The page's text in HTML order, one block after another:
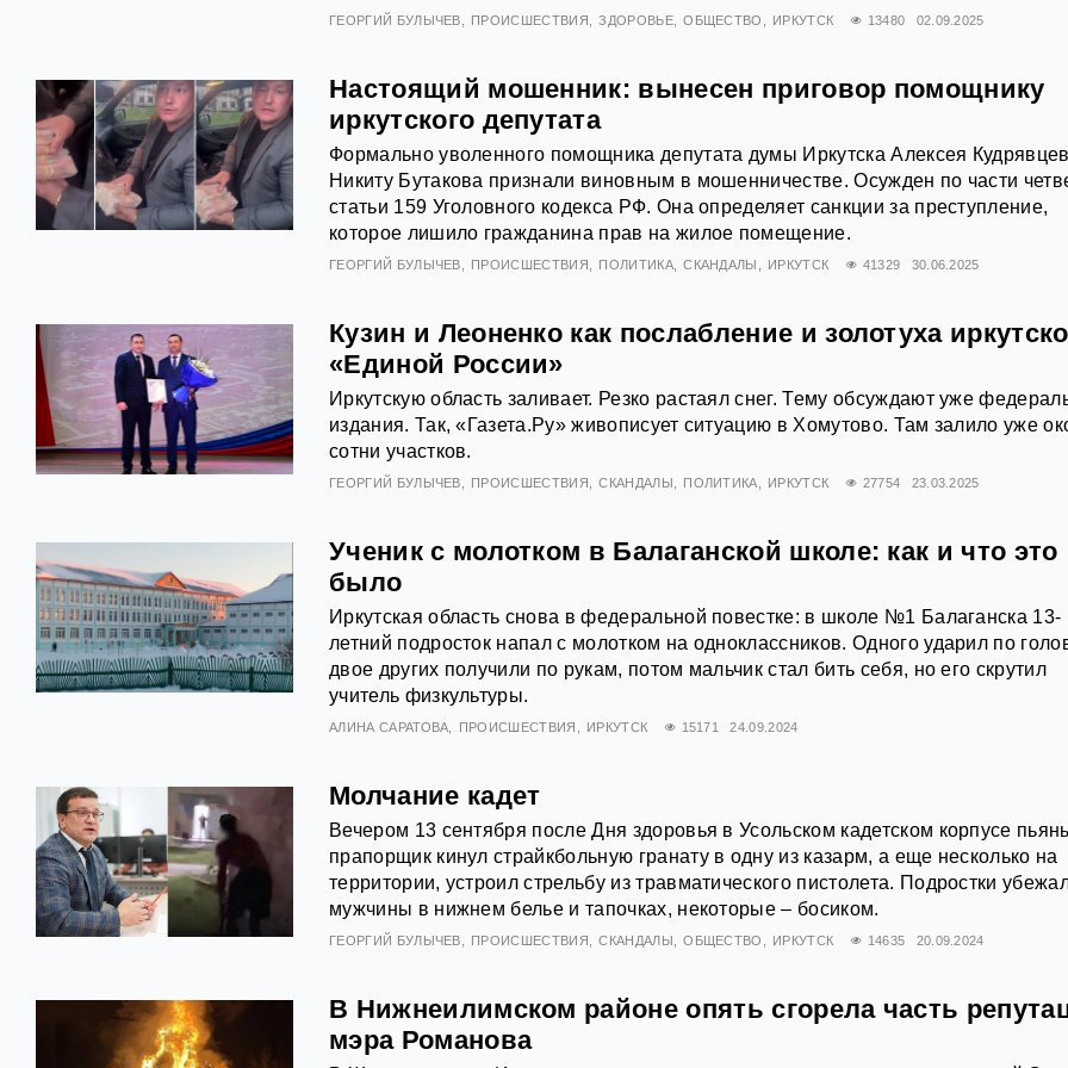
ГЕОРГИЙ БУЛЫЧЕВ ПРОИСШЕСТВИЯ ЗДОРОВЬЕ ОБЩЕСТВО ИРКУТСК 13480 02.09.2025
Настоящий мошенник: вынесен приговор помощнику
иркутского депутата
Формально уволенного помощника депутата думы Иркутска Алексея
Никиту Бутакова признали виновным в мошенничестве. Осужден по части
статьи 159 Уголовного кодекса РФ. Она определяет санкции за преступление,
которое лишило гражданина прав на жилое помещение.
ГЕОРГИЙ БУЛЫЧЕВ ПРОИСШЕСТВИЯ ПОЛИТИКА СКАНДАЛЫ ИРКУТСК 41329 30.06.2025
Кузин и Леоненко как послабление и золотуха
«Единой России»
Иркутскую область заливает. Резко растаял снег. Тему обсуждают уже
издания. Так, «Газета.Ру» живописует ситуацию в Хомутово. Там залило уже
сотни участков.
ГЕОРГИЙ БУЛЫЧЕВ ПРОИСШЕСТВИЯ СКАНДАЛЫ ПОЛИТИКА ИРКУТСК 27754 23.03.2025
Ученик с молотком в Балаганской школе: как и что это
было
Иркутская область снова в федеральной повестке: в школе №1 Балаганска 13-
летний подросток напал с молотком на одноклассников. Одного ударил по
двое других получили по рукам, потом мальчик стал бить себя, но его скрутил
учитель физкультуры.
АЛИНА САРАТОВА ПРОИСШЕСТВИЯ ИРКУТСК 15171 24.09.2024
Молчание кадет
Вечером 13 сентября после Дня здоровья в Усольском кадетском корпусе
прапорщик кинул страйкбольную гранату в одну из казарм, а еще несколько на
территории, устроил стрельбу из травматического пистолета. Подростки
мужчины в нижнем белье и тапочках, некоторые – босиком.
ГЕОРГИЙ БУЛЫЧЕВ ПРОИСШЕСТВИЯ СКАНДАЛЫ ОБЩЕСТВО ИРКУТСК 14635 20.09.2024
В Нижнеилимском районе опять сгорела часть
мэра Романова